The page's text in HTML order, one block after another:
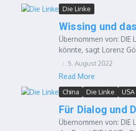
Die Linke
Wissing und
Übernommen von: DIE
könnte, sagt Lorenz
5. August 2022
Read More
China Die Linke USA
Für Dialog und
Übernommen von: